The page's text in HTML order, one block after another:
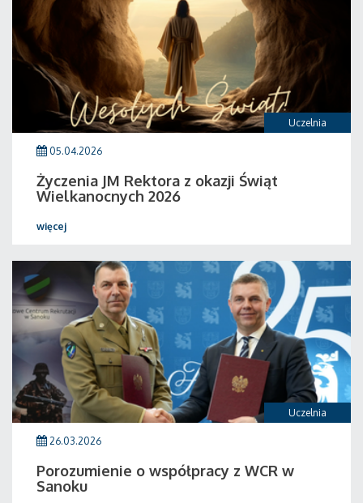
Uczelnia
05.04.2026
Życzenia JM Rektora z okazji Świąt
Wielkanocnych 2026
więcej
Uczelnia
26.03.2026
Porozumienie o współpracy z WCR w
Sanoku